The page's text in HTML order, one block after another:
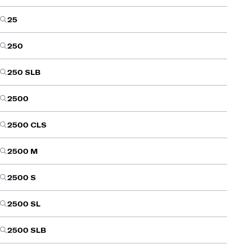
25
250
250 SLB
2500
2500 CLS
2500 M
2500 S
2500 SL
2500 SLB